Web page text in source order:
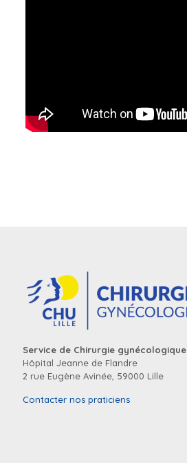
Service de Chirurgie gynécologique
Hôpital Jeanne de Flandre
2 rue Eugène Avinée, 59000 Lille
Contacter nos praticiens